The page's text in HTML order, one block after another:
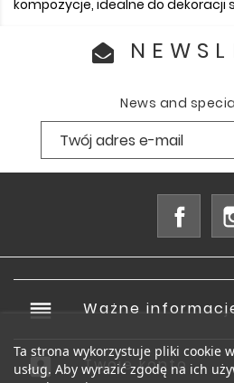
kompozycje, idealne do dekoracji
News and
reorder Ważne
account_box Twoje konto
Ta strona wykorzystuje pliki cookie
usług. Aby wyrazić zgodę na ich